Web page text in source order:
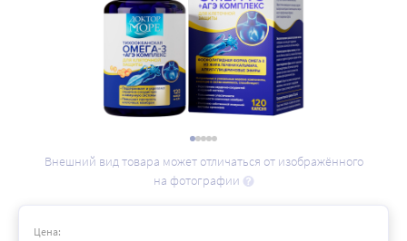
Внешний вид товара может отличаться от изображённого
на фотографии
Цена: